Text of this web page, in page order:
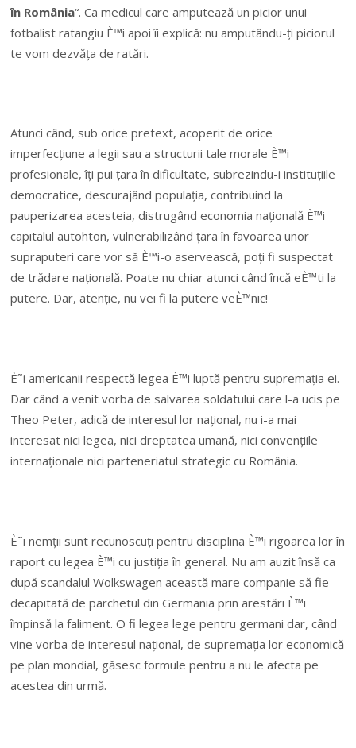
în România“. Ca medicul care amputează un picior unui
fotbalist ratangiu È™i apoi îi explică: nu amputându-ți piciorul
te vom dezvăța de ratări.
Atunci când, sub orice pretext, acoperit de orice
imperfecțiune a legii sau a structurii tale morale È™i
profesionale, îți pui țara în dificultate, subrezindu-i instituțiile
democratice, descurajând populația, contribuind la
pauperizarea acesteia, distrugând economia națională È™i
capitalul autohton, vulnerabilizând țara în favoarea unor
supraputeri care vor să È™i-o aservească, poți fi suspectat
de trădare națională. Poate nu chiar atunci când încă eÈ™ti la
putere. Dar, atenție, nu vei fi la putere veÈ™nic!
È˜i americanii respectă legea È™i luptă pentru supremația ei.
Dar când a venit vorba de salvarea soldatului care l-a ucis pe
Theo Peter, adică de interesul lor național, nu i-a mai
interesat nici legea, nici dreptatea umană, nici convențiile
internaționale nici parteneriatul strategic cu România.
È˜i nemții sunt recunoscuți pentru disciplina È™i rigoarea lor în
raport cu legea È™i cu justiția în general. Nu am auzit însă ca
după scandalul Wolkswagen această mare companie să fie
decapitată de parchetul din Germania prin arestări È™i
împinsă la faliment. O fi legea lege pentru germani dar, când
vine vorba de interesul național, de supremația lor economică
pe plan mondial, găsesc formule pentru a nu le afecta pe
acestea din urmă.